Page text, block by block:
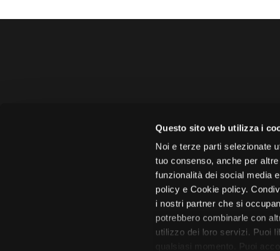
Questo sito web utilizza i
Noi e terze parti selezionate
tuo consenso, anche per
funzionalità dei social media
policy e Cookie policy.
i nostri partner che si
potrebbero combinarle con
utilizzo dei loro servizi. Puoi
qualsiasi momento. Puoi
Città di